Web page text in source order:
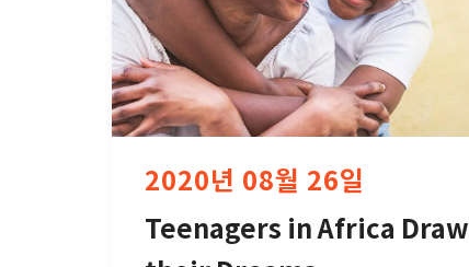
2020년 08월 26일
Teenagers in Africa Draw